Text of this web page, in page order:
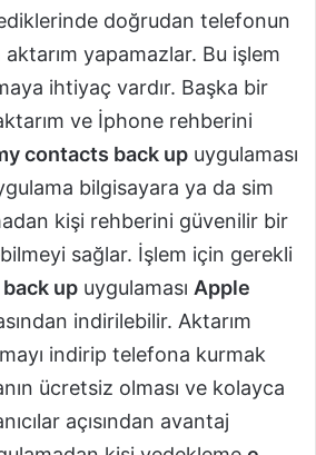
doğrudan telefonun
aktarım yapamazlar. Bu işlem
ihtiyaç vardır. Başka bir
ve İphone rehberini
contacts back up uygulaması
bilgisayara ya da sim
kişi rehberini güvenilir bir
sağlar. İşlem için gerekli
up uygulaması Apple
indirilebilir. Aktarım
indirip telefona kurmak
ücretsiz olması ve kolayca
açısından avantaj